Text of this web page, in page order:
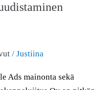
/ Justiina
Ads mainonta sekä